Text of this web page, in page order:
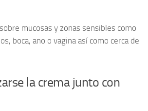
mucosas y zonas sensibles como
boca, ano o vagina así como cerca de
la crema junto con